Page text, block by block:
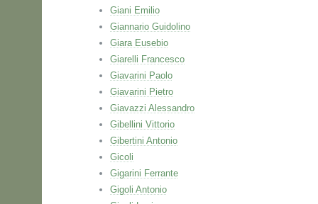
Giani Emilio
Giannario Guidolino
Giara Eusebio
Giarelli Francesco
Giavarini Paolo
Giavarini Pietro
Giavazzi Alessandro
Gibellini Vittorio
Gibertini Antonio
Gicoli
Gigarini Ferrante
Gigoli Antonio